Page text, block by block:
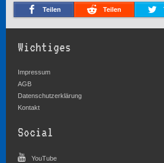
Teilen Teilen
Wichtiges
Impressum
AGB
Datenschutzerklärung
Kontakt
Social
YouTube